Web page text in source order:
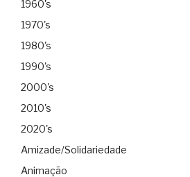
1960's
1970's
1980's
1990's
2000's
2010's
2020's
Amizade/Solidariedade
Animação